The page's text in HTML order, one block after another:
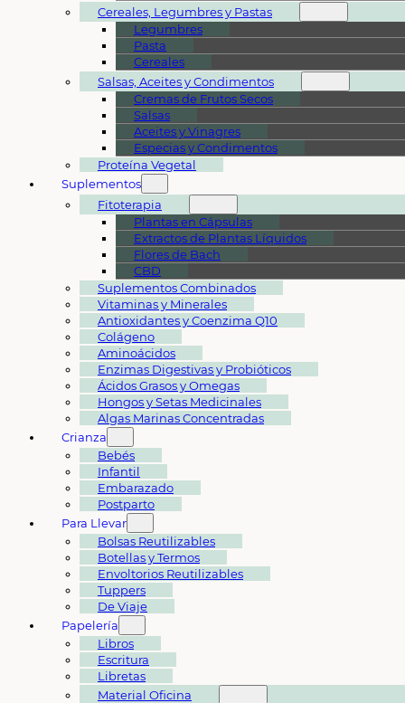
Cereales, Legumbres y Pastas
Legumbres
Pasta
Cereales
Salsas, Aceites y Condimentos
Cremas de Frutos Secos
Salsas
Aceites y Vinagres
Especias y Condimentos
Proteína Vegetal
Suplementos
Fitoterapia
Plantas en Cápsulas
Extractos de Plantas Líquidos
Flores de Bach
CBD
Suplementos Combinados
Vitaminas y Minerales
Antioxidantes y Coenzima Q10
Colágeno
Aminoácidos
Enzimas Digestivas y Probióticos
Ácidos Grasos y Omegas
Hongos y Setas Medicinales
Algas Marinas Concentradas
Crianza
Bebés
Infantil
Embarazado
Postparto
Para Llevar
Bolsas Reutilizables
Botellas y Termos
Envoltorios Reutilizables
Tuppers
De Viaje
Papelería
Libros
Escritura
Libretas
Material Oficina